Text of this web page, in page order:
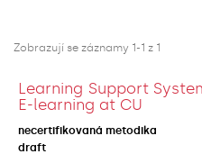
Zobrazují se záznamy 1-1 z 1
Learning Support
E-learning at CU
necertifikovaná metodika
draft